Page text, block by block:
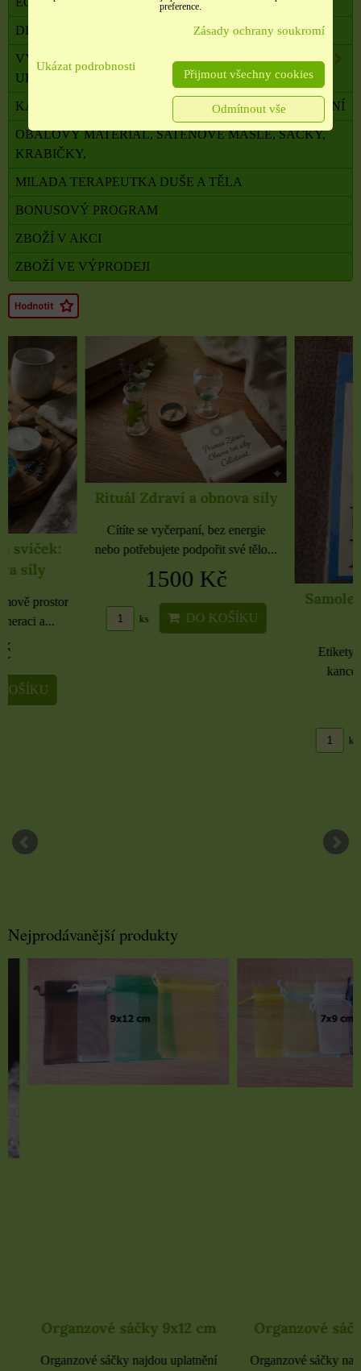
DRAHÉ A LÉČIVÉ KAMENY
VYKUŘOVADLA, VONNÉ TYČINKY A ŠIŠKY,
UHLÍKY
KADIDELNICE, PÍCKY, AROMALAMPY, VYKUŘOVÁNÍ
OBALOVÝ MATERIÁL, SATÉNOVÉ MAŠLE, SÁČKY,
KRABIČKY,
MILADA TERAPEUTKA DUŠE A TĚLA
BONUSOVÝ PROGRAM
ZBOŽÍ V AKCI
ZBOŽÍ VE VÝPRODEJI
Rituál Zdraví a obnova síly
Cítíte se vyčerpaní, bez energie
nebo potřebujete podpořit své tělo...
1500 Kč
DO KOŠÍKU
Samolepky černé
Etikety pro
kancelář 6 použitých
DO
Nejprodávanější produkty
Organzové sáčky 9x12 cm
Organzové sáčky najdou uplatnění
Organzové sáčky
Organzové sáčky
preference.
Zásady ochrany soukromí
Ukázat podrobnosti
Přijmout všechny cookies
Odmítnout vše